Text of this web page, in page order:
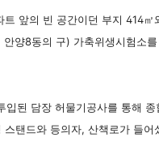
앞의 빈 공간이던 부지 414㎡
양8동의 구) 가축위생시험소
된 담장 허물기공사를 통해
탠드와 등의자, 산책로가 들